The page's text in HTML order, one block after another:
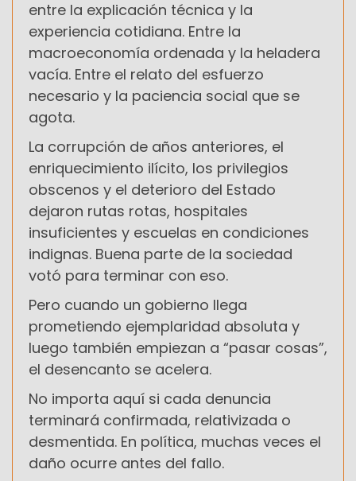
entre la explicación técnica y la
experiencia cotidiana. Entre la
macroeconomía ordenada y la heladera
vacía. Entre el relato del esfuerzo
necesario y la paciencia social que se
agota.
La corrupción de años anteriores, el
enriquecimiento ilícito, los privilegios
obscenos y el deterioro del Estado
dejaron rutas rotas, hospitales
insuficientes y escuelas en condiciones
indignas. Buena parte de la sociedad
votó para terminar con eso.
Pero cuando un gobierno llega
prometiendo ejemplaridad absoluta y
luego también empiezan a “pasar cosas”,
el desencanto se acelera.
No importa aquí si cada denuncia
terminará confirmada, relativizada o
desmentida. En política, muchas veces el
daño ocurre antes del fallo.